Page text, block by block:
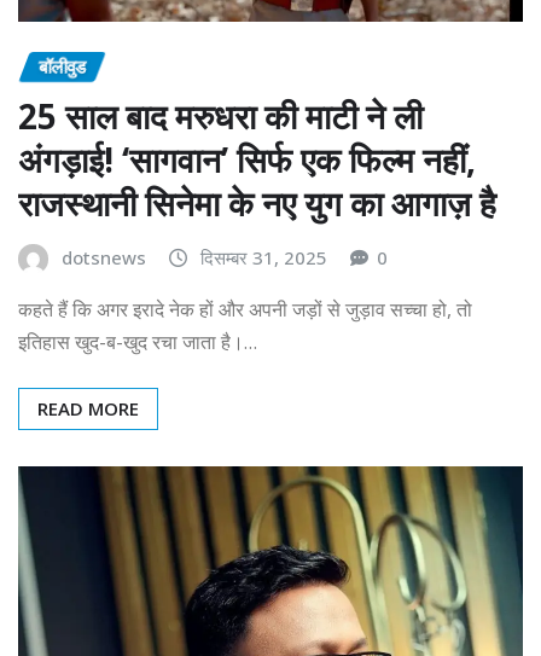
बॉलीवुड
25 साल बाद मरुधरा की माटी ने ली
अंगड़ाई! ‘सागवान’ सिर्फ एक फिल्म नहीं,
राजस्थानी सिनेमा के नए युग का आगाज़ है
dotsnews दिसम्बर 31, 2025 0
कहते हैं कि अगर इरादे नेक हों और अपनी जड़ों से जुड़ाव सच्चा हो, तो
इतिहास खुद-ब-खुद रचा जाता है।…
READ MORE